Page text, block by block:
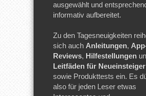
ausgewählt und
informativ aufbereitet.
Zu den Tagesneuigkeiten
sich auch Anleitungen,
Reviews, Hilfestellungen
Leitfäden für Neueinsteiger
sowie Produkttests ein. Es
also für jeden Leser etwas